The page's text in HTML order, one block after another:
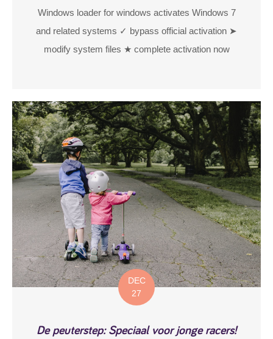
Windows loader for windows activates Windows 7
and related systems ✓ bypass official activation ➤
modify system files ★ complete activation now
DEC
27
De peuterstep: Speciaal voor jonge racers!